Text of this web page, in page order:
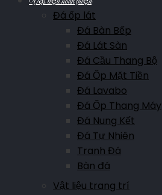
Đá ốp lát
Đá Bàn Bếp
Đá Lát Sàn
Đá Cầu Thang Bộ
Đá Ốp Mặt Tiền
Đá Lavabo
Đá Ốp Thang Máy
Đá Nung Kết
Đá Tự Nhiên
Tranh Đá
Bàn đá
Vật liệu trang trí